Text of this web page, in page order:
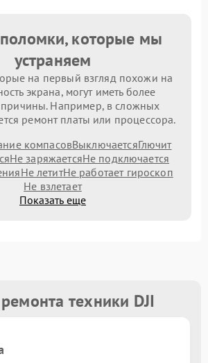
которые мы
устраняем
на первый взгляд похожи на
экрана, могут иметь более
причины. Например, в сложных
ремонт платы или процессора.
компасовВыключаетсяГлючит
Не заряжаетсяНе подключается
Не летитНе работает гироскоп
Не взлетает
Показать еще
техники DJI